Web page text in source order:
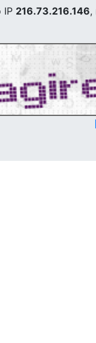
IP 216.73.216.146,